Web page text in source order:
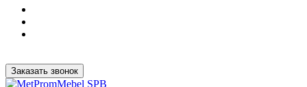
Заказать звонок